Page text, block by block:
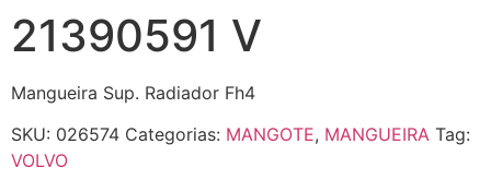
21390591 V
Mangueira Sup. Radiador Fh4
SKU: 026574 Categorias: MANGOTE, MANGUEIRA Tag:
VOLVO